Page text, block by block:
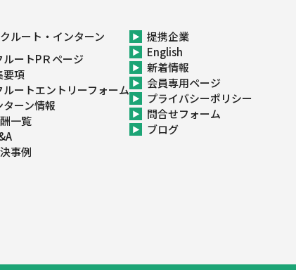
ルート・インターン
ルートPＲページ
要項
ルートエントリーフォーム
ターン情報
一覧
事例
提携企業
English
新着情報
会員専用ページ
プライバシーポリシー
問合せフォーム
ブログ